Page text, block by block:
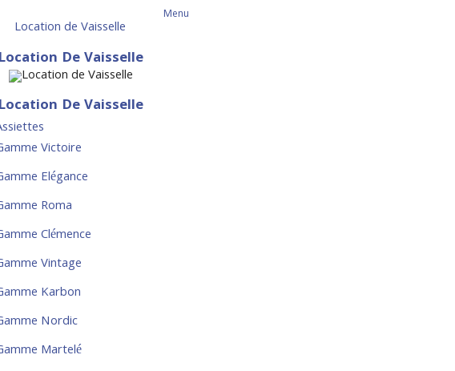
Menu
Location de Vaisselle
De Vaisselle
De Vaisselle
Victoire
Elégance
Roma
Clémence
Vintage
Karbon
Nordic
Martelé